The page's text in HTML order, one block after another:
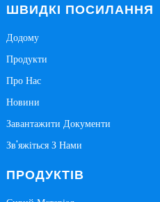
ШВИДКІ ПОСИЛАННЯ
Додому
Продукти
Про Нас
Новини
Завантажити Документи
Зв'яжіться З Нами
ПРОДУКТІВ